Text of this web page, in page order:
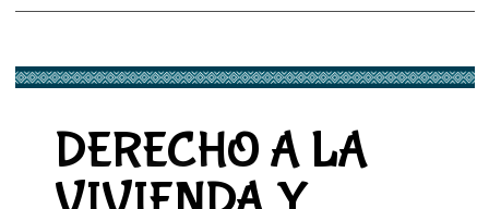
DERECHO A LA